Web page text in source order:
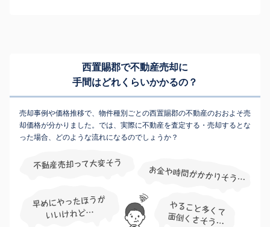
西置賜郡で不動産売却に
手間はどれくらいかかるの？
売却事例や価格推移で、物件種別ごとの西置賜郡の不動産のおおよそ売
却価格が分かりました。では、実際に不動産を査定する・売却するとな
った場合、どのような流れになるのでしょうか？